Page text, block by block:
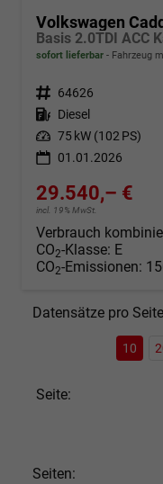
Volkswagen
Basis 2.0TDI ACC
sofort lieferbar Fahrzeug
Fahrzeugnr. 64626
Kraftstoff Diesel
Leistung 75 kW (102 PS)
01.01.2026
29.540,– €
incl. 19% MwSt.
Verbrauch
CO2-Klasse: E
CO2-Emissionen:
Datensätze pro
10
Seite:
Seiten: